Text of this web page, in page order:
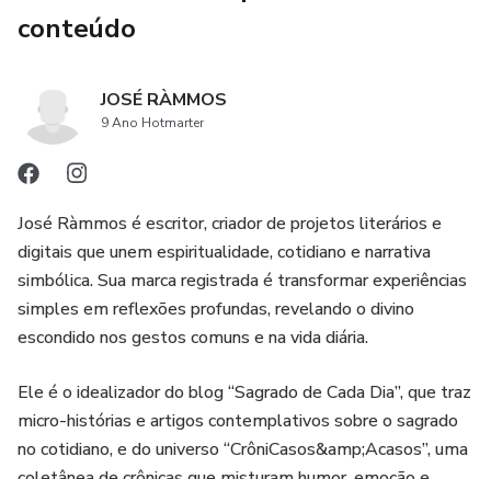
emoção e transcendência.
apagou, até que o espelho final devolve não apenas a
imagem, mas a alma inteira de quem ousa olhar.
A Luz Atrás do Espelho é um romance espiritual
arrebatador sobre lembrança, perdão e reconciliação entre
mundos.
Inspirado no realismo místico e na força simbólica das
grandes narrativas da alma, este livro fala com quem
acredita que o invisível está vivo e que, às vezes, é a
lembrança que salva o que a morte tentou apagar.
Uma história sobre o poder da luz que recorda,
conteúdo
JOSÉ RÀMMOS
9 Ano Hotmarter
José Ràmmos é escritor, criador de projetos literários e
digitais que unem espiritualidade, cotidiano e narrativa
simbólica. Sua marca registrada é transformar experiências
simples em reflexões profundas, revelando o divino
escondido nos gestos comuns e na vida diária.
Ele é o idealizador do blog “Sagrado de Cada Dia”, que traz
micro-histórias e artigos contemplativos sobre o sagrado
no cotidiano, e do universo “CrôniCasos&amp;Acasos”, uma